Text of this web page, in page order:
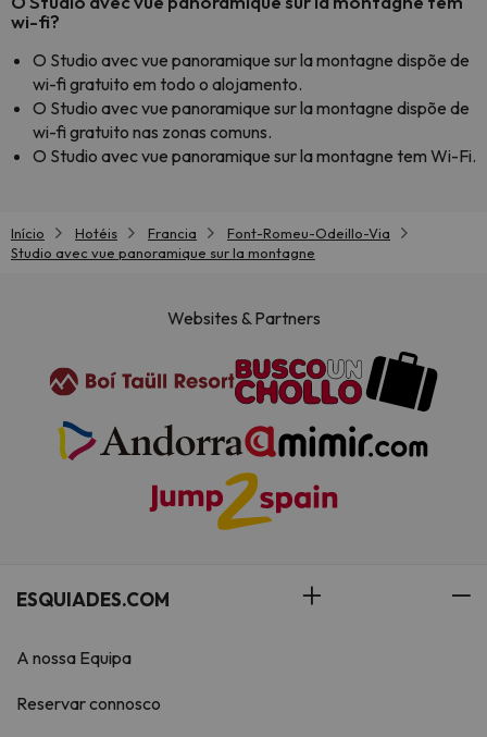
wi-fi?
O Studio avec vue panoramique sur la montagne dispõe de
wi-fi gratuito em todo o alojamento.
O Studio avec vue panoramique sur la montagne dispõe de
wi-fi gratuito nas zonas comuns.
O Studio avec vue panoramique sur la montagne tem Wi-Fi.
Início Hotéis Francia
Font-Romeu-Odeillo-Via
Studio avec vue panoramique sur la montagne
Websites & Partners
ESQUIADES.COM
A nossa Equipa
Reservar connosco